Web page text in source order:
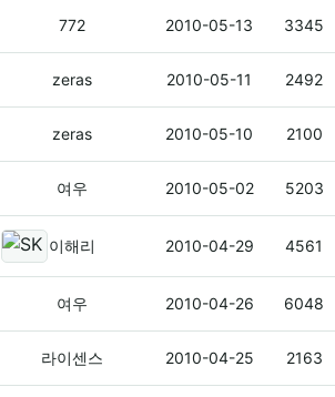
KT, 아이패드 출시 임박?…곳곳서 징후
772 2010-05-13 3345
아이폰갈아버린 믹서기 매출 5배증가(4)
zeras 2010-05-11 2492
skt 하면 요금이 제일싸다고 느껴지게(3)
zeras 2010-05-10 2100
라스푸틴(1)
여우 2010-05-02 5203
SKT, 기존 고객 기기 변경 인센티
이해리 2010-04-29 4561
800Mhz KT가 먹었다(3)
여우 2010-04-26 6048
lu2300 안드로이드 2.1임?(2)
라이센스 2010-04-25 2163